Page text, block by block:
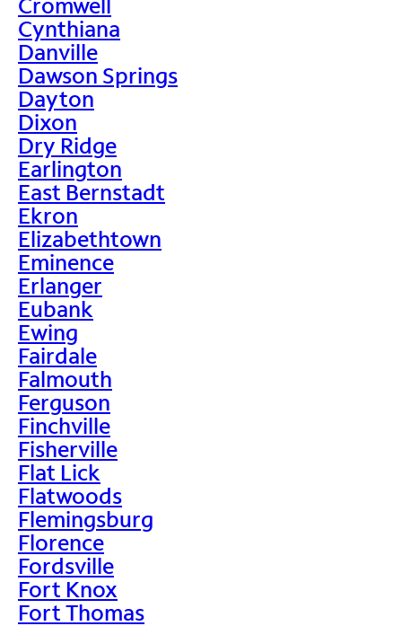
Cynthiana
Danville
Dawson Springs
Dayton
Dixon
Dry Ridge
Earlington
East Bernstadt
Ekron
Elizabethtown
Eminence
Erlanger
Eubank
Ewing
Fairdale
Falmouth
Ferguson
Finchville
Fisherville
Flat Lick
Flatwoods
Flemingsburg
Florence
Fordsville
Fort Knox
Fort Thomas